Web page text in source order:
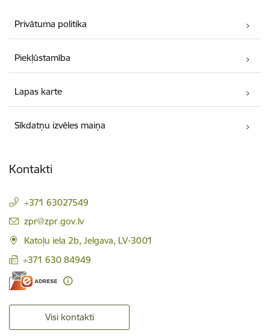
Privātuma politika
Piekļūstamība
Lapas karte
Sīkdatņu izvēles maiņa
Kontakti
+371 63027549
E-pasts:
zpr@zpr.gov.lv
Katoļu iela 2b, Jelgava, LV-3001
+371 630 84949
Visi kontakti